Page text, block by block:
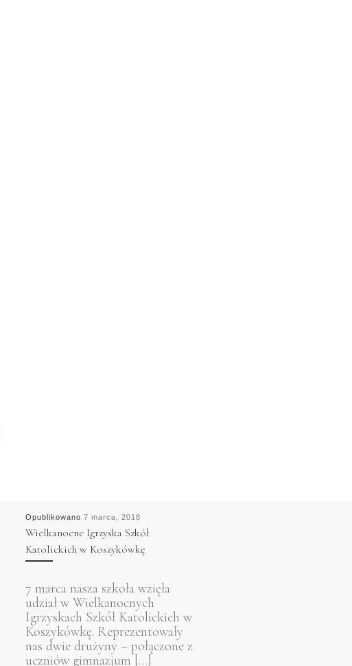
Opublikowano 7 marca, 2018
Wielkanocne Igrzyska Szkół
Katolickich w Koszykówkę
7 marca nasza szkoła wzięła
udział w Wielkanocnych
Igrzyskach Szkół Katolickich w
Koszykówkę. Reprezentowały
nas dwie drużyny – połączone z
uczniów gimnazjum […]